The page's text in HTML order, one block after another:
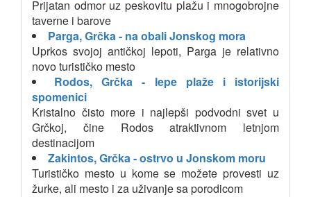
Prijatan odmor uz peskovitu plažu i mnogobrojne
taverne i barove
Parga, Grčka - na obali Jonskog mora
Uprkos svojoj antičkoj lepoti, Parga je relativno
novo turističko mesto
Rodos, Grčka - lepe plaže i istorijski
spomenici
Kristalno čisto more i najlepši podvodni svet u
Grčkoj, čine Rodos atraktivnom letnjom
destinacijom
Zakintos, Grčka - ostrvo u Jonskom moru
Turističko mesto u kome se možete provesti uz
žurke, ali mesto i za uživanje sa porodicom